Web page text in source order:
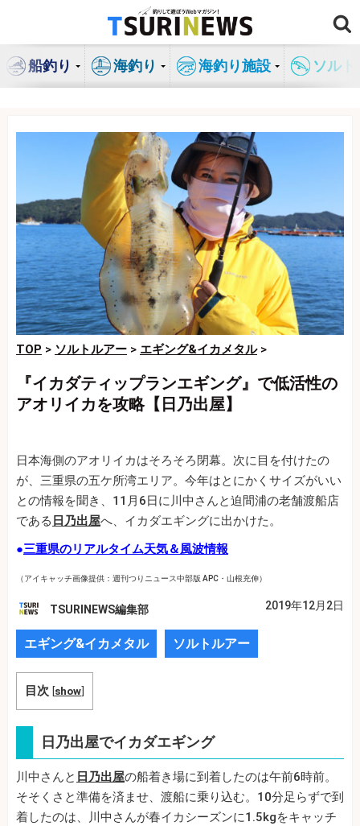
ン
船釣り 海釣り 海釣り施設 ソル
TOP > ソルトルアー > エギング&イカメタル>
『イカダティップランエギング』で低活性の
アオリイカを攻略【日乃出屋】
日本海側のアオリイカはそろそろ閉幕。次に目を付けたの
が、三重県の五ケ所湾エリア。今年はとにかくサイズがいい
との情報を聞き、11月6日に川中さんと迫間浦の老舗渡船店
である 日乃出屋へ、イカダエギングに出かけた。
●三重県のリアルタイム天気＆風波情報
（アイキャッチ画像提供：週刊つりニュース中部版 APC・山根充伸）
TSURINEWS編集部 2019年12月2日
エギング&イカメタル ソルトルアー
目次 [show]
日乃出屋でイカダエギング
川中さんと 日乃出屋の船着き場に到着したのは午前6時前。
そそくさと準備を済ませ、渡船に乗り込む。10分足らずで到
着したのは、川中さんが春イカシーズンに1.5kgをキャッチ